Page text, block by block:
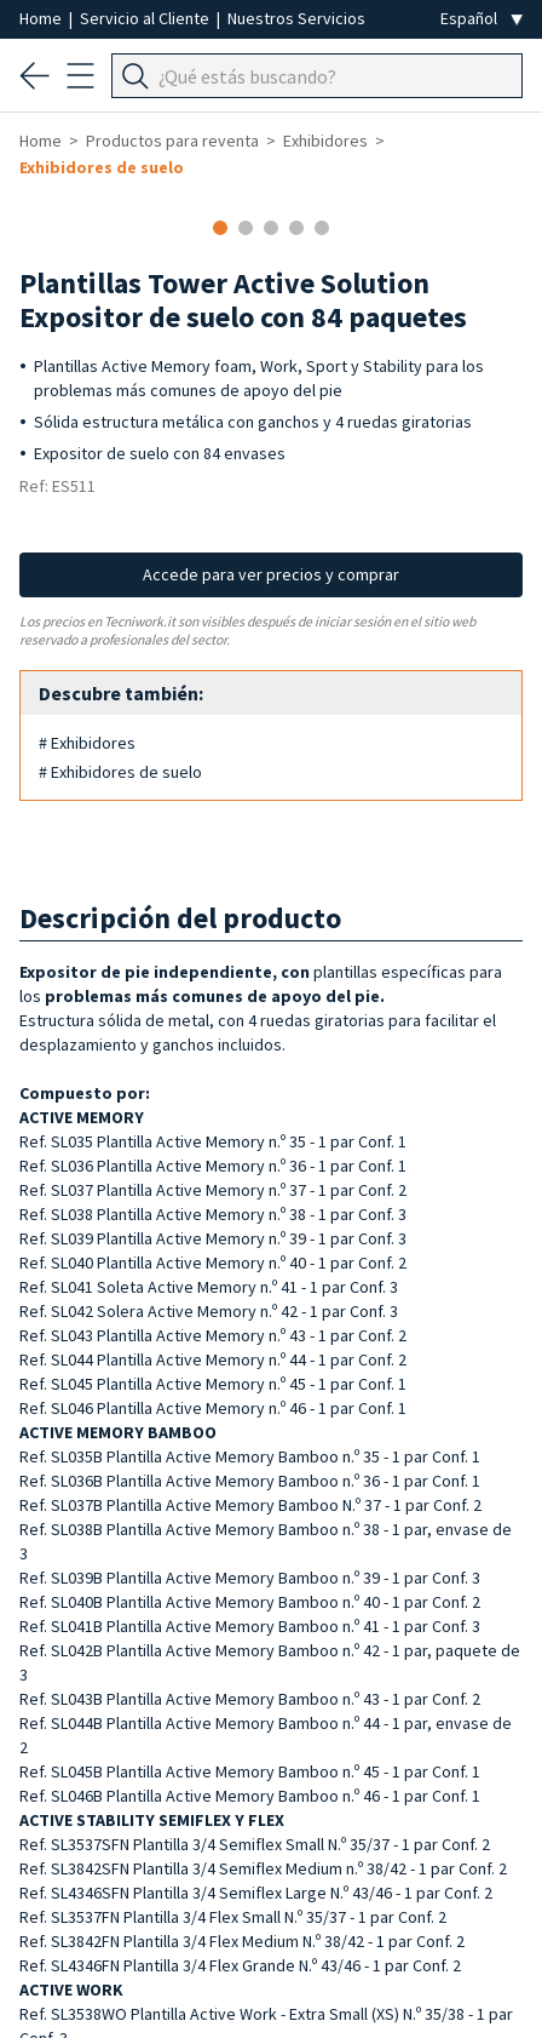
Home | Servicio al Cliente | Nuestros Servicios
Home Productos para reventa
Exhibidores
Exhibidores de suelo
Plantillas Tower Active Solution
Expositor de suelo con 84 paquetes
Plantillas Active Memory foam, Work, Sport y Stability para los
problemas más comunes de apoyo del pie
Sólida estructura metálica con ganchos y 4 ruedas giratorias
Expositor de suelo con 84 envases
Ref: ES511
Accede para ver precios y comprar
Los precios en Tecniwork.it son visibles después de iniciar sesión en el sitio web
reservado a profesionales del sector.
Descubre también:
# Exhibidores
# Exhibidores de suelo
Descripción del producto
Expositor de pie independiente, con plantillas específicas para
los problemas más comunes de apoyo del pie.
Estructura sólida de metal, con 4 ruedas giratorias para facilitar el
desplazamiento y ganchos incluidos.
Compuesto por:
ACTIVE MEMORY
Ref. SL035 Plantilla Active Memory n.º 35 - 1 par Conf. 1
Ref. SL036 Plantilla Active Memory n.º 36 - 1 par Conf. 1
Ref. SL037 Plantilla Active Memory n.º 37 - 1 par Conf. 2
Ref. SL038 Plantilla Active Memory n.º 38 - 1 par Conf. 3
Ref. SL039 Plantilla Active Memory n.º 39 - 1 par Conf. 3
Ref. SL040 Plantilla Active Memory n.º 40 - 1 par Conf. 2
Ref. SL041 Soleta Active Memory n.º 41 - 1 par Conf. 3
Ref. SL042 Solera Active Memory n.º 42 - 1 par Conf. 3
Ref. SL043 Plantilla Active Memory n.º 43 - 1 par Conf. 2
Ref. SL044 Plantilla Active Memory n.º 44 - 1 par Conf. 2
Ref. SL045 Plantilla Active Memory n.º 45 - 1 par Conf. 1
Ref. SL046 Plantilla Active Memory n.º 46 - 1 par Conf. 1
ACTIVE MEMORY BAMBOO
Ref. SL035B Plantilla Active Memory Bamboo n.º 35 - 1 par Conf. 1
Ref. SL036B Plantilla Active Memory Bamboo n.º 36 - 1 par Conf. 1
Ref. SL037B Plantilla Active Memory Bamboo N.º 37 - 1 par Conf. 2
Ref. SL038B Plantilla Active Memory Bamboo n.º 38 - 1 par, envase de
3
Ref. SL039B Plantilla Active Memory Bamboo n.º 39 - 1 par Conf. 3
Ref. SL040B Plantilla Active Memory Bamboo n.º 40 - 1 par Conf. 2
Ref. SL041B Plantilla Active Memory Bamboo n.º 41 - 1 par Conf. 3
Ref. SL042B Plantilla Active Memory Bamboo n.º 42 - 1 par, paquete de
3
Ref. SL043B Plantilla Active Memory Bamboo n.º 43 - 1 par Conf. 2
Ref. SL044B Plantilla Active Memory Bamboo n.º 44 - 1 par, envase de
2
Ref. SL045B Plantilla Active Memory Bamboo n.º 45 - 1 par Conf. 1
Ref. SL046B Plantilla Active Memory Bamboo n.º 46 - 1 par Conf. 1
ACTIVE STABILITY SEMIFLEX Y FLEX
Ref. SL3537SFN Plantilla 3/4 Semiflex Small N.º 35/37 - 1 par Conf. 2
Ref. SL3842SFN Plantilla 3/4 Semiflex Medium n.º 38/42 - 1 par Conf. 2
Ref. SL4346SFN Plantilla 3/4 Semiflex Large N.º 43/46 - 1 par Conf. 2
Ref. SL3537FN Plantilla 3/4 Flex Small N.º 35/37 - 1 par Conf. 2
Ref. SL3842FN Plantilla 3/4 Flex Medium N.º 38/42 - 1 par Conf. 2
Ref. SL4346FN Plantilla 3/4 Flex Grande N.º 43/46 - 1 par Conf. 2
ACTIVE WORK
Ref. SL3538WO Plantilla Active Work - Extra Small (XS) N.º 35/38 - 1 par